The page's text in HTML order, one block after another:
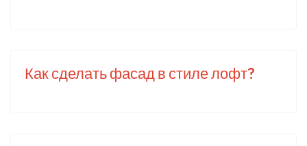
Как сделать фасад в стиле лофт?